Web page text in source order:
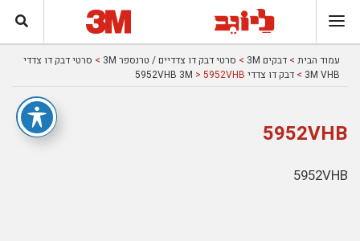
עמוד הבית > דבקים 3M > סרטי דבק דו צדדיים / טרנספר 3M > סרטי דבק דו צדדי
3M VHB
> דבק דו צדדי 5952VHB 3M > 5952VHB
5952VHB
5952VHB